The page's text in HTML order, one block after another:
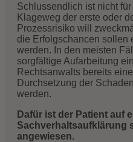
Schlussendlich ist nicht
Klageweg der erste oder
Prozessrisiko will
die Erfolgschancen sollen
werden. In den meisten
sorgfältige Aufarbeitung
Rechtsanwalts bereits
Durchsetzung der
werden.
Dafür ist der Patient auf
Sachverhaltsaufklärung
angewiesen.